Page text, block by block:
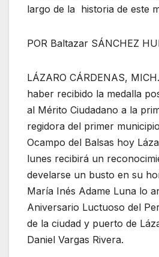
largo de la historia de este
POR Baltazar SÁNCHEZ
LÁZARO CÁRDENAS,
haber recibido la medalla
al Mérito Ciudadano a la
regidora del primer
Ocampo del Balsas hoy
lunes recibirá un
develarse un busto en su
María Inés Adame Luna lo
Aniversario Luctuoso del
de la ciudad y puerto de
Daniel Vargas Rivera.